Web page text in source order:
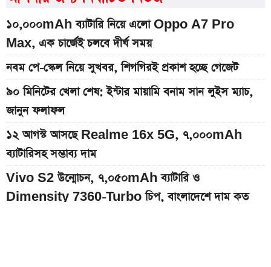
১০,০০০mAh ব্যাটারি নিয়ে এলো Oppo A7 Pro
Max, এক চার্জেই চলবে দীর্ঘ সময়
নবম পে-স্কেল নিয়ে সুখবর, শিগগিরই প্রকাশ হচ্ছে গেজেট
৯০ মিনিটের খেলা শেষ: ইন্টার মায়ামি বনাম সান লুইস ম্যাচ,
জানুন ফলাফল
১২ আগস্ট আসছে Realme 16x 5G, ৭,০০০mAh
ব্যাটারিসহ সম্ভাব্য দাম
Vivo S2 উন্মোচন, ৭,০৫০mAh ব্যাটারি ও
Dimensity 7360-Turbo চিপ, বাংলাদেশে দাম কত